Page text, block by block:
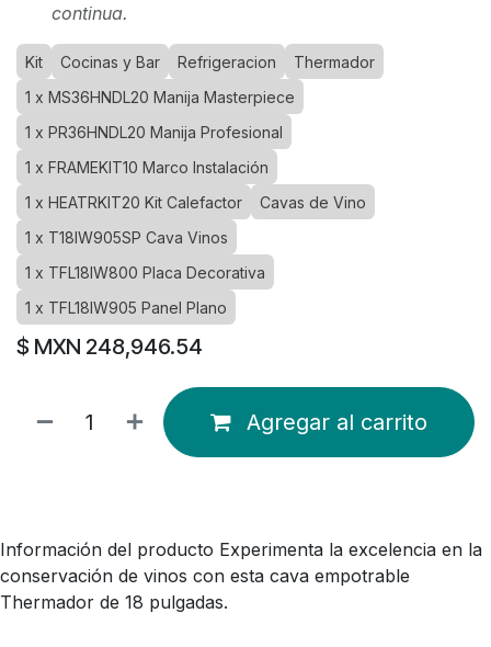
continua.
Kit Cocinas y Bar Refrigeracion
Thermador
1 x MS36HNDL20 Manija Masterpiece
1 x PR36HNDL20 Manija Profesional
1 x FRAMEKIT10 Marco Instalación
1 x HEATRKIT20 Kit Calefactor
Cavas de Vino
1 x T18IW905SP Cava Vinos
1 x TFL18IW800 Placa Decorativa
1 x TFL18IW905 Panel Plano
$ MXN 248,946.54
Agregar al carrito
Información del producto Experimenta la excelencia en la
conservación de vinos con esta cava empotrable
Thermador de 18 pulgadas.